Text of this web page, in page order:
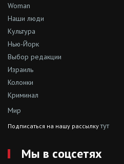
Woman
Наши люди
Культура
Нью-Йорк
Выбор редакции
Израиль
Колонки
Криминал
Мир
Подписаться на нашу рассылкутут
Мы в соцсетях